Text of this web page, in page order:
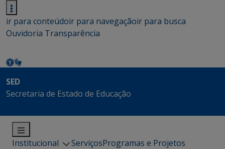
ir para conteúdoir para navegaçãoir para busca
Ouvidoria Transparência
SED
Secretaria de Estado de Educação
Institucional ServiçosProgramas e Projetos